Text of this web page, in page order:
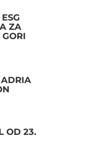
ZA
OD 23.